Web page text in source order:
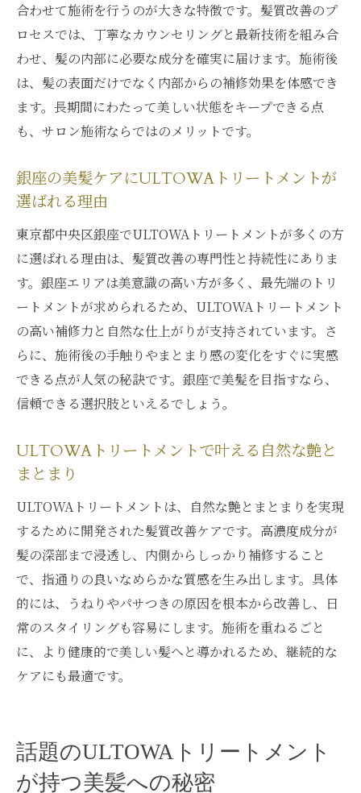
艶やかでまとまる髪を目指すならULTOWAトリ
ートメント
艶やかな髪質へ導くULTOWAトリートメン
トの特徴
まとまりのある髪を叶えるULTOWAトリー
トメントの実感
ULTOWAトリートメントの仕上がりと手触
りの違い
るコツ
ULTOWAトリートメントで毎日のヘアケア
が変わる理由
東京都中央区銀座で注目の髪質改善方法とは
銀座で選ばれている髪質改善トリートメン
ト事情
ULTOWAトリートメントが注目される銀座
髪質改善トリートメントの最新トレンドを
解説
美髪を目指すためのULTOWAトリートメン
ト活用術
中央区銀座の美容サロンでの髪質改善体験
実際に感じるULTOWAトリートメントの効果と
変化
ULTOWAトリートメント施術後の髪質変化
を解説
効果を実感できるULTOWAトリートメント
髪のツヤや手触りが向上するULTOWAの秘
密
合わせて施術を行うのが大きな特徴です。髪質改善のプ
ロセスでは、丁寧なカウンセリングと最新技術を組み合
わせ、髪の内部に必要な成分を確実に届けます。施術後
は、髪の表面だけでなく内部からの補修効果を体感でき
ます。長期間にわたって美しい状態をキープできる点
も、サロン施術ならではのメリットです。
銀座の美髪ケアにULTOWAトリートメントが
選ばれる理由
東京都中央区銀座でULTOWAトリートメントが多くの方
に選ばれる理由は、髪質改善の専門性と持続性にありま
す。銀座エリアは美意識の高い方が多く、最先端のトリ
ートメントが求められるため、ULTOWAトリートメント
の高い補修力と自然な仕上がりが支持されています。さ
らに、施術後の手触りやまとまり感の変化をすぐに実感
できる点が人気の秘訣です。銀座で美髪を目指すなら、
信頼できる選択肢といえるでしょう。
ULTOWAトリートメントで叶える自然な艶と
まとまり
ULTOWAトリートメントは、自然な艶とまとまりを実現
するために開発された髪質改善ケアです。高濃度成分が
髪の深部まで浸透し、内側からしっかり補修すること
で、指通りの良いなめらかな質感を生み出します。具体
的には、うねりやパサつきの原因を根本から改善し、日
常のスタイリングも容易にします。施術を重ねるごと
に、より健康的で美しい髪へと導かれるため、継続的な
ケアにも最適です。
話題のULTOWAトリートメント
が持つ美髪への秘密